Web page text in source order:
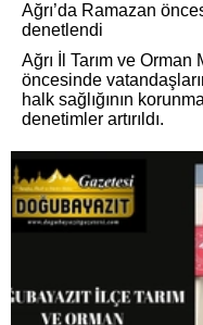
Ağrı’da Ramazan
denetlendi
Ağrı İl Tarım ve
öncesinde
halk sağlığının
denetimler artırıldı.